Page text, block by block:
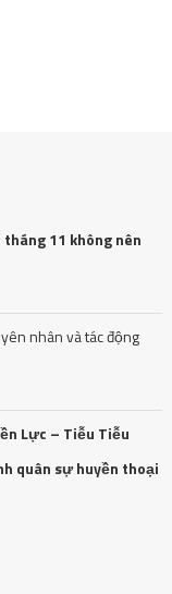
11 không nên
nhân và tác động
Lực – Tiễu Tiễu
quân sự huyền thoại